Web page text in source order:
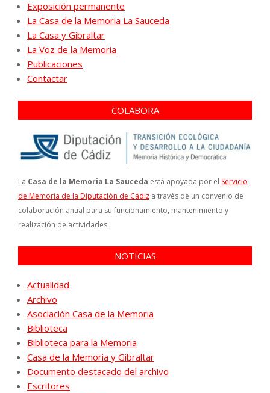
Exposición permanente
La Casa de la Memoria La Sauceda
La Casa y Gibraltar
La Voz de la Memoria
Publicaciones
Contactar
COLABORA
La Casa de la Memoria La Sauceda está apoyada por el Servicio
de Memoria de la Diputación de Cádiz a través de un convenio de
colaboración anual para su funcionamiento, mantenimiento y
realización de actividades.
NOTICIAS
Actualidad
Archivo
Asociación Casa de la Memoria
Biblioteca
Biblioteca para la Memoria
Casa de la Memoria y Gibraltar
Documento destacado del archivo
Escritores